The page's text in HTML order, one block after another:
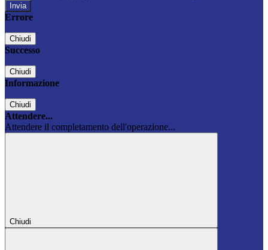
Errore
Chiudi
Successo
Chiudi
Informazione
Chiudi
Attendere...
Attendere il completamento dell'operazione...
Chiudi